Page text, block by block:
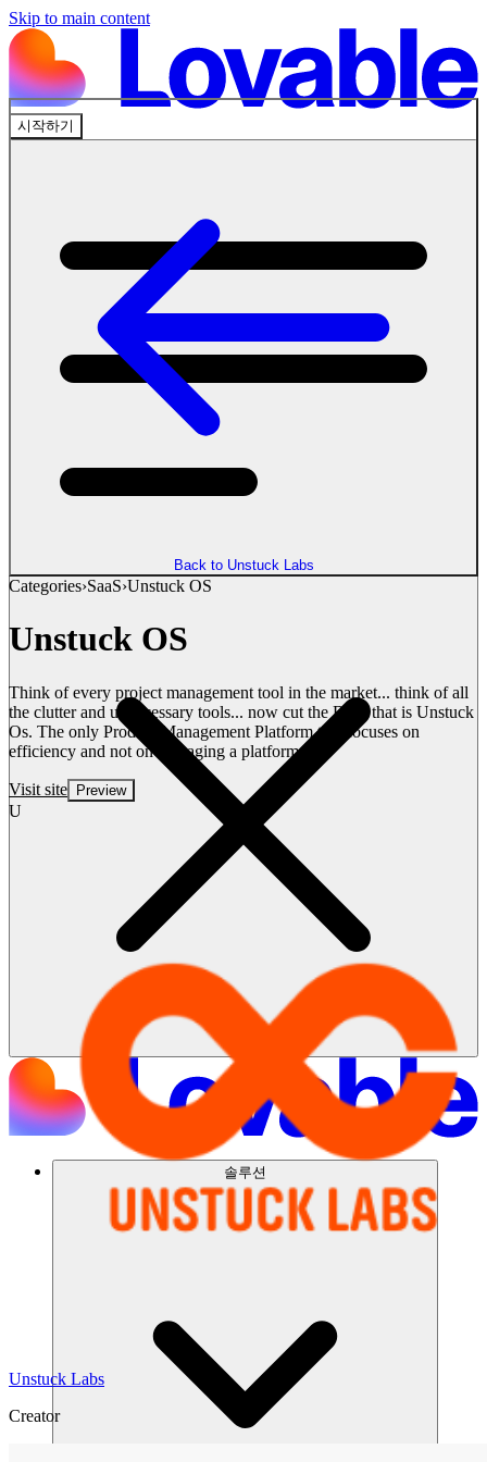
Skip to main content
시작하기
솔루션
Back to Unstuck Labs
Categories›SaaS›Unstuck OS
Unstuck OS
Think of every project management tool in the market... think of all
the clutter and unnecessary tools... now cut the BS... that is Unstuck
Os. The only Product Management Platform that focuses on
efficiency and not on managing a platform.
Visit site Preview
U
Unstuck Labs
Creator